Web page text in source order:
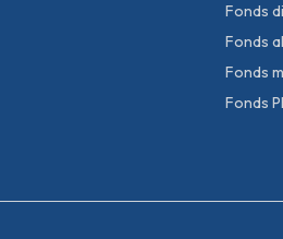
Fonds
Fonds
Fonds
Fonds